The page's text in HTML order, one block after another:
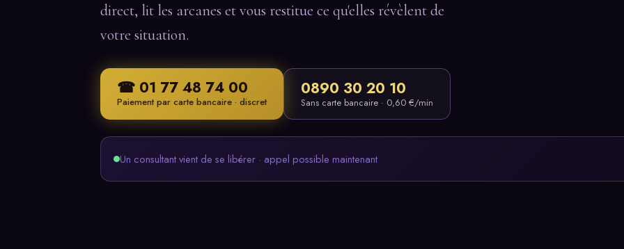
direct, lit les arcanes et vous restitue ce qu'elles révèlent de
votre situation.
☎ 01 77 48 74 00
Paiement par carte bancaire · discret
0890 30 20 10
Sans carte bancaire · 0,60 €/min
Un consultant vient de se libérer · appel possible maintenant